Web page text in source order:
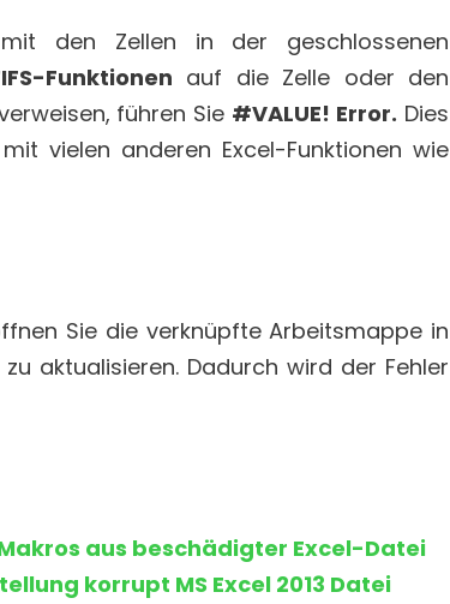
den Zellen in der geschlossenen
Funktionen auf die Zelle oder den
führen Sie #VALUE! Error. Dies
vielen anderen Excel-Funktionen wie
Sie die verknüpfte Arbeitsmappe in
aktualisieren. Dadurch wird der Fehler
aus beschädigter Excel-Datei
korrupt MS Excel 2013 Datei